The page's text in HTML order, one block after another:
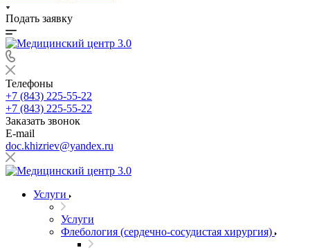
Подать заявку
Телефоны
+7 (843) 225-55-22
+7 (843) 225-55-22
Заказать звонок
E-mail
doc.khizriev@yandex.ru
Услуги
Услуги
Флебология (сердечно-сосудистая хирургия)